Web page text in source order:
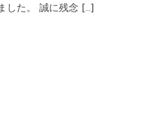
した。 誠に残念 […]